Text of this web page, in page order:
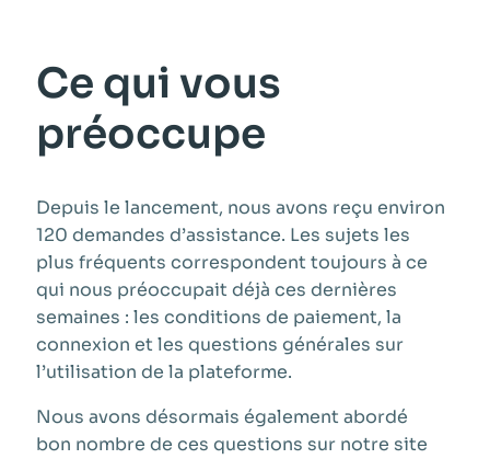
Ce qui vous
préoccupe
Depuis le lancement, nous avons reçu environ
120 demandes d’assistance. Les sujets les
plus fréquents correspondent toujours à ce
qui nous préoccupait déjà ces dernières
semaines : les conditions de paiement, la
connexion et les questions générales sur
l’utilisation de la plateforme.
Nous avons désormais également abordé
bon nombre de ces questions sur notre site